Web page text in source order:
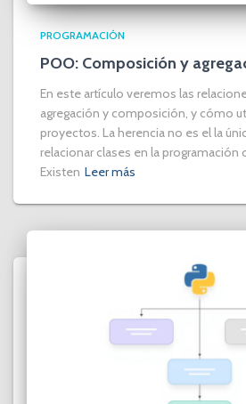
PROGRAMACIÓN
POO: Composición y
En este artículo veremos las
agregación y composición, y cómo
proyectos. La herencia no es el la
relacionar clases en la programación
Existen Leer más